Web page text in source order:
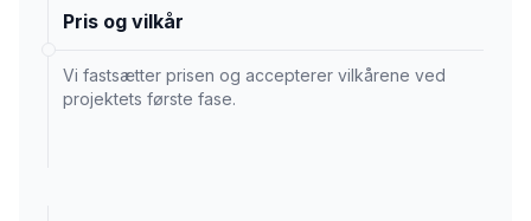
Pris og vilkår
Vi fastsætter prisen og accepterer vilkårene ved
projektets første fase.